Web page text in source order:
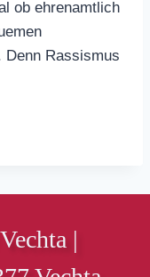
ob ehrenamtlich
Denn Rassismus
|